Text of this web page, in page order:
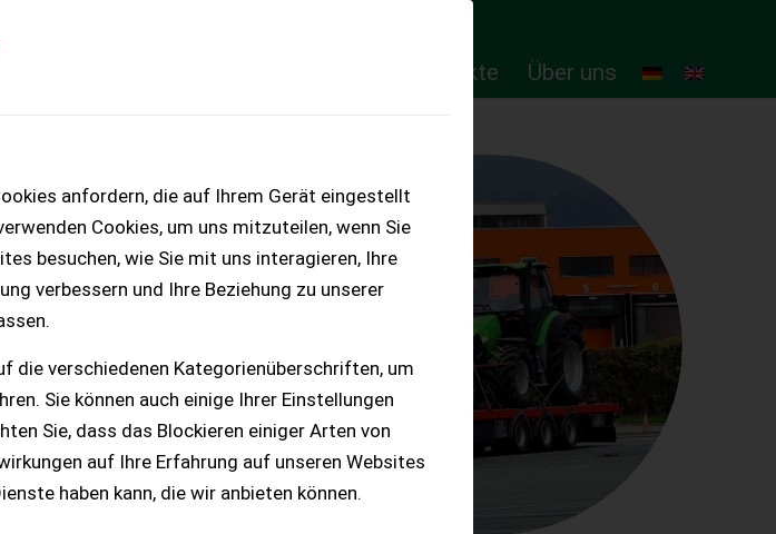
anfordern, die auf Ihrem Gerät eingestellt
Cookies, um uns mitzuteilen, wenn Sie
besuchen, wie Sie mit uns interagieren, Ihre
verbessern und Ihre Beziehung zu unserer
die verschiedenen Kategorienüberschriften, um
Sie können auch einige Ihrer Einstellungen
Sie, dass das Blockieren einiger Arten von
auf Ihre Erfahrung auf unseren Websites
haben kann, die wir anbieten können.
Online-Produkte Über uns